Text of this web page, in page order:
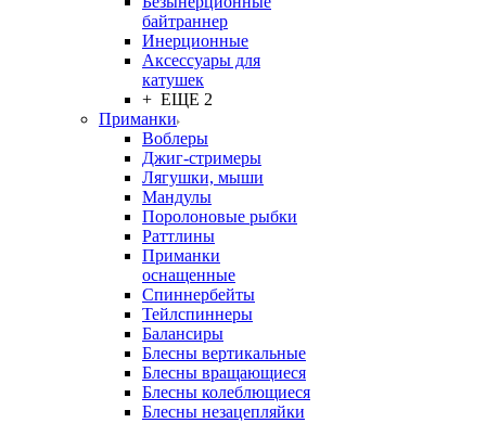
байтраннер
Инерционные
Аксессуары для
катушек
+ ЕЩЕ 2
Приманки
Воблеры
Джиг-стримеры
Лягушки, мыши
Мандулы
Поролоновые рыбки
Раттлины
Приманки
оснащенные
Спиннербейты
Тейлспиннеры
Балансиры
Блесны вертикальные
Блесны вращающиеся
Блесны колеблющиеся
Блесны незацепляйки